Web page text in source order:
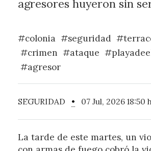
agresores huyeron sin
#colonia #seguridad
#crimen #ataque
#agresor
SEGURIDAD • 07 Jul, 2026 18:50
La tarde de este martes, un